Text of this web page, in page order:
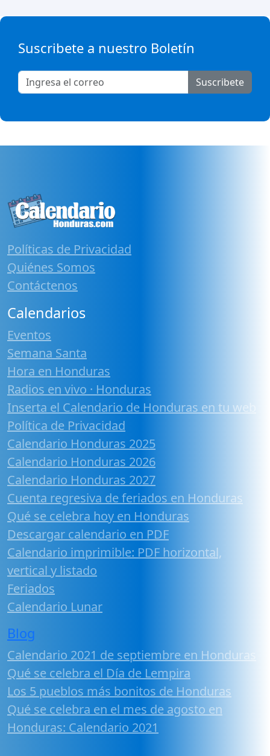
Suscribete a nuestro Boletín
Suscribete
Políticas de Privacidad
Quiénes Somos
Contáctenos
Calendarios
Eventos
Semana Santa
Hora en Honduras
Radios en vivo · Honduras
Inserta el Calendario de Honduras en tu web
Política de Privacidad
Calendario Honduras 2025
Calendario Honduras 2026
Calendario Honduras 2027
Cuenta regresiva de feriados en Honduras
Qué se celebra hoy en Honduras
Descargar calendario en PDF
Calendario imprimible: PDF horizontal,
vertical y listado
Feriados
Calendario Lunar
Blog
Calendario 2021 de septiembre en Honduras
Qué se celebra el Día de Lempira
Los 5 pueblos más bonitos de Honduras
Qué se celebra en el mes de agosto en
Honduras: Calendario 2021